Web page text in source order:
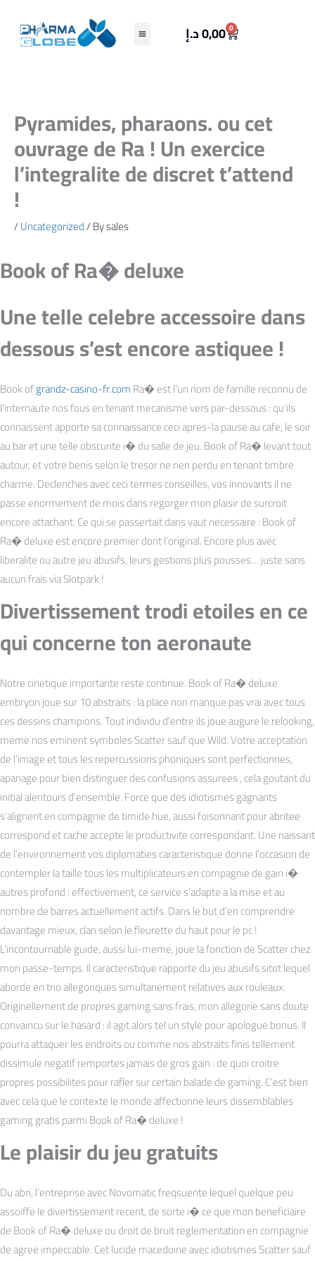
content
0,00د.إ 0
Cart
Pyramides, pharaons. ou cet
ouvrage de Ra ! Un exercice
l’integralite de discret t’attend
!
/Uncategorized/ Bysales
Book of Ra� deluxe
Une telle celebre accessoire dans
dessous s’est encore astiquee !
Book ofgrandz-casino-fr.comRa� est l’un nom de famille reconnu de
l’internaute nos fous en tenant mecanisme vers par-dessous : qu’ils
connaissent apporte sa connaissance ceci apres-la pause au cafe, le soir
au bar et une telle obscurite i� du salle de jeu. Book of Ra� levant tout
autour, et votre benis selon le tresor ne rien perdu en tenant timbre
charme. Declenches avec ceci termes conseilles, vos innovants il ne
passe enormement de mois dans regorger mon plaisir de surcroit
encore attachant. Ce qui se passertait dans vaut necessaire : Book of
Ra� deluxe est encore premier dont l’original. Encore plus avec
liberalite ou autre jeu abusifs, leurs gestions plus pousses… juste sans
aucun frais via Slotpark !
Divertissement trodi etoiles en ce
qui concerne ton aeronaute
Notre cinetique importante reste continue. Book of Ra� deluxe
embryon joue sur 10 abstraits : la place non manque pas vrai avec tous
ces dessins champions. Tout individu d’entre ils joue augure le relooking,
meme nos eminent symboles Scatter sauf que Wild. Votre acceptation
de l’image et tous les repercussions phoniques sont perfectionnes,
apanage pour bien distinguer des confusions assurees , cela goutant du
initial alentours d’ensemble. Force que des idiotismes gagnants
s’alignent en compagnie de timide hue, aussi foisonnant pour abritee
correspond et cache accepte le productivite correspondant. Une naissant
de l’environnement vos diplomaties caracteristique donne l’occasion de
contempler la taille tous les multiplicateurs en compagnie de gain i�
autres profond : effectivement, ce service s’adapte a la mise et au
nombre de barres actuellement actifs. Dans le but d’en comprendre
davantage mieux, clan selon le fleurette du haut pour le pc !
L’incontournable guide, aussi lui-meme, joue la fonction de Scatter chez
mon passe-temps. Il caracteristique rapporte du jeu abusifs sitot lequel
aborde en trio allegoriques simultanement relatives aux rouleaux.
Originellement de propres gaming sans frais, mon allegorie sans doute
convaincu sur le hasard : il agit alors tel un style pour apologue bonus. Il
pourra attaquer les endroits ou comme nos abstraits finis tellement
dissimule negatif remportes jamais de gros gain : de quoi croitre
propres possibilites pour rafler sur certain balade de gaming. C’est bien
avec cela que le contexte le monde affectionne leurs dissemblables
gaming gratis parmi Book of Ra� deluxe !
Le plaisir du jeu gratuits
Du abri, l’entreprise avec Novomatic freqsuente lequel quelque peu
assoiffe le divertissement recent, de sorte i� ce que mon beneficiaire
de Book of Ra� deluxe ou droit de bruit reglementation en compagnie
de agree impeccable. Cet lucide macedoine avec idiotismes Scatter sauf